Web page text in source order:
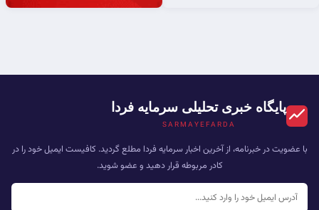
پایگاه خبری تحلیلی سرمایه فردا
SARMAYEFARDA
با عضویت در خبرنامه، از آخرین اخبار سرمایه فردا مطلع گردید. کافیست ایمیل خود را در
کادر مربوطه قرار دهید و عضو شوید.